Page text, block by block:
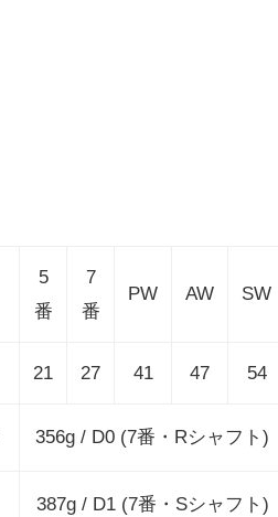
5
番
7
番
PW AW SW
21 27 41 47 54
356g / D0 (7番・Rシャフト)
387g / D1 (7番・Sシャフト)